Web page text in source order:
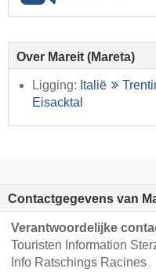
Over Mareit (Mareta)
Ligging: Italië
Eisacktal
Contactgegevens van
Verantwoordelijke
Touristen Information
Info Ratschings Racines